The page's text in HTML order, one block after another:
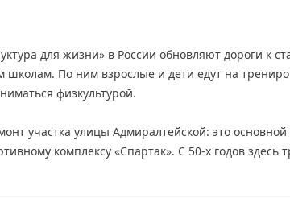
для жизни» в России обновляют дороги к
школам. По ним взрослые и дети едут на
физкультурой.
участка улицы Адмиралтейской: это основной
комплексу «Спартак». С 50-х годов здесь
площадка.